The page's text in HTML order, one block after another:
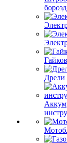
Дрели